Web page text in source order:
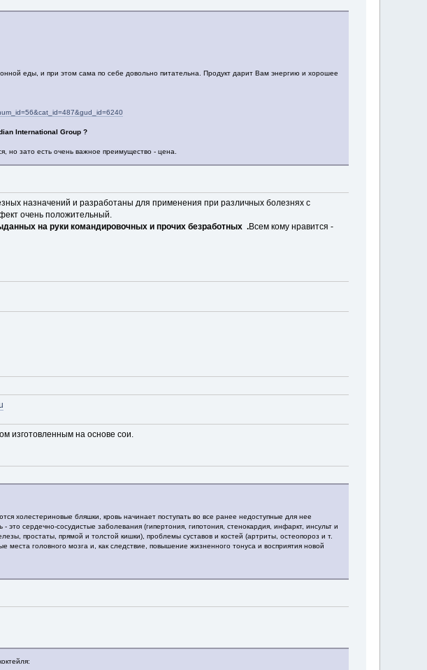
еды, и при этом сама по себе довольно питательна. Продукт дарит Вам энергию и хорошее
International Group ?
но зато есть очень важное преимущество - цена.
назначений и разработаны для применения при различных болезнях с
очень положительный.
на руки командировочных и прочих безработных .Всем кому нравится -
изготовленным на основе сои.
холестериновые бляшки, кровь начинает поступать во все ранее недоступные для нее
сердечно-сосудистые заболевания (гипертония, гипотония, стенокардия, инфаркт, инсульт и
простаты, прямой и толстой кишки), проблемы суставов и костей (артриты, остеопороз и т.
места головного мозга и, как следствие, повышение жизненного тонуса и восприятия новой